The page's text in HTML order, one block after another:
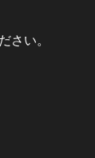
さい。